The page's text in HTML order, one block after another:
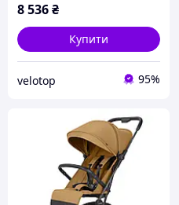
8 536₴
Купити
velotop 95%